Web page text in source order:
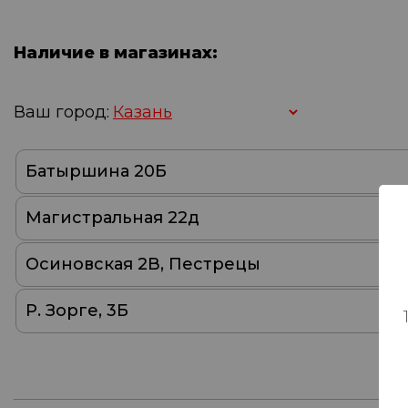
Наличие в магазинах:
Ваш город:
Батыршина 20Б
Магистральная 22д
Осиновская 2В, Пестрецы
Р. Зорге, 3Б